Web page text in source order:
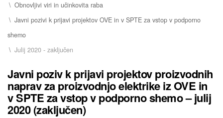
Obnovljivi viri in učinkovita raba
Javni pozivi k prijavi projektov OVE in v SPTE za vstop v podporno
shemo
Julij 2020 - zaključen
Javni poziv k prijavi projektov proizvodnih
naprav za proizvodnjo elektrike iz OVE in
v SPTE za vstop v podporno shemo – julij
2020 (zaključen)